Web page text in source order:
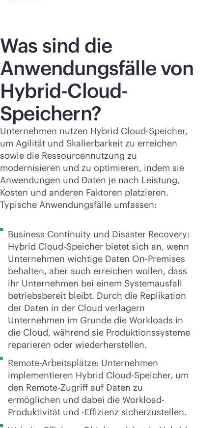
Was sind die
Anwendungsfälle von
Hybrid-Cloud-
Speichern?
Unternehmen nutzen Hybrid Cloud-Speicher,
um Agilität und Skalierbarkeit zu erreichen
sowie die Ressourcennutzung zu
modernisieren und zu optimieren, indem sie
Anwendungen und Daten je nach Leistung,
Kosten und anderen Faktoren platzieren.
Typische Anwendungsfälle umfassen:
Business Continuity und Disaster Recovery:
Hybrid Cloud-Speicher bietet sich an, wenn
Unternehmen wichtige Daten On-Premises
behalten, aber auch erreichen wollen, dass
ihr Unternehmen bei einem Systemausfall
betriebsbereit bleibt. Durch die Replikation
der Daten in der Cloud verlagern
Unternehmen im Grunde die Workloads in
die Cloud, während sie Produktionssysteme
reparieren oder wiederherstellen.
Remote-Arbeitsplätze: Unternehmen
implementieren Hybrid Cloud-Speicher, um
den Remote-Zugriff auf Daten zu
ermöglichen und dabei die Workload-
Produktivität und -Effizienz sicherzustellen.